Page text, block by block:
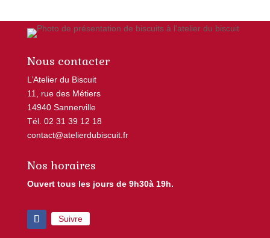
Nous contacter
L’Atelier du Biscuit
11, rue des Métiers
14940 Sannerville
Tél. 02 31 39 12 18
contact@atelierdubiscuit.fr
Nos horaires
Ouvert tous les jours de 9h30à 19h.
Suivre